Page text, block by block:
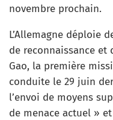
novembre prochain.
L’Allemagne déploie
de reconnaissance et
Gao, la première
conduite le 29 juin
l’envoi de moyens
de menace actuel »